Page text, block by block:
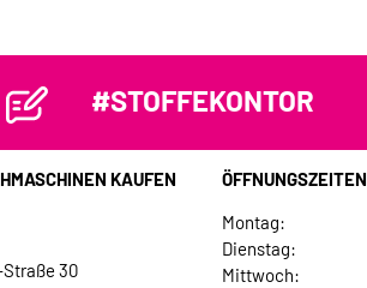
#STOFFEKONTOR
KAUFEN
30
ÖFFNUNGSZEITEN
Montag:
Dienstag:
Mittwoch: